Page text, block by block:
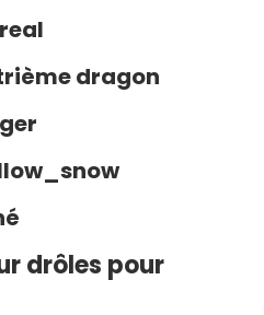
dragon
drôles pour